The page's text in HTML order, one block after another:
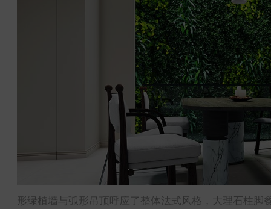
形绿植墙与弧形吊顶呼应了整体法式风格，大理石柱